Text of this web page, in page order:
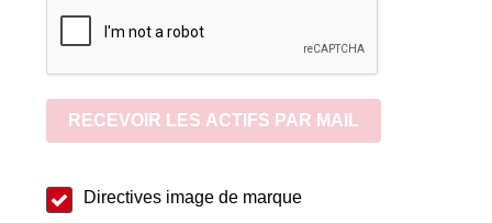
RECEVOIR LES ACTIFS PAR MAIL
Directives image de marque